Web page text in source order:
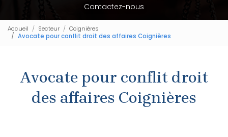
Contactez-nous
Accueil Secteur
Coignières
Avocate pour conflit droit des affaires Coignières
Avocate pour conflit droit
des affaires Coignières